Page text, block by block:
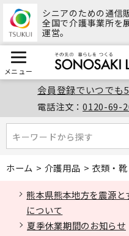
シニアのための通信
全国で介護事業所を
運営。
メニュー
会員登録でいつでも
電話注文：0120-69-
キーワードから探す
キーワードから探す
ホーム > 介護用品 > 衣類・靴
熊本県熊本地方を震源
について
夏季休業期間のお知らせ